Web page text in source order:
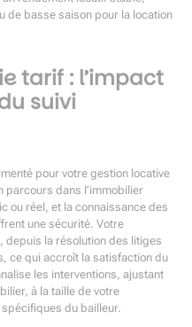
de basse saison pour la location
tarif : l’impact
suivi
pour votre gestion locative
parcours dans l’immobilier
ou réel, et la connaissance des
une sécurité. Votre
depuis la résolution des litiges
ce qui accroît la satisfaction du
les interventions, ajustant
à la taille de votre
du bailleur.